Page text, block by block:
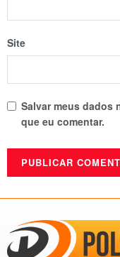
Site
Salvar meus dados
que eu comentar.